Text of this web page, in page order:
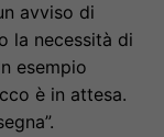
avviso di
la necessità di
esempio
è in attesa.